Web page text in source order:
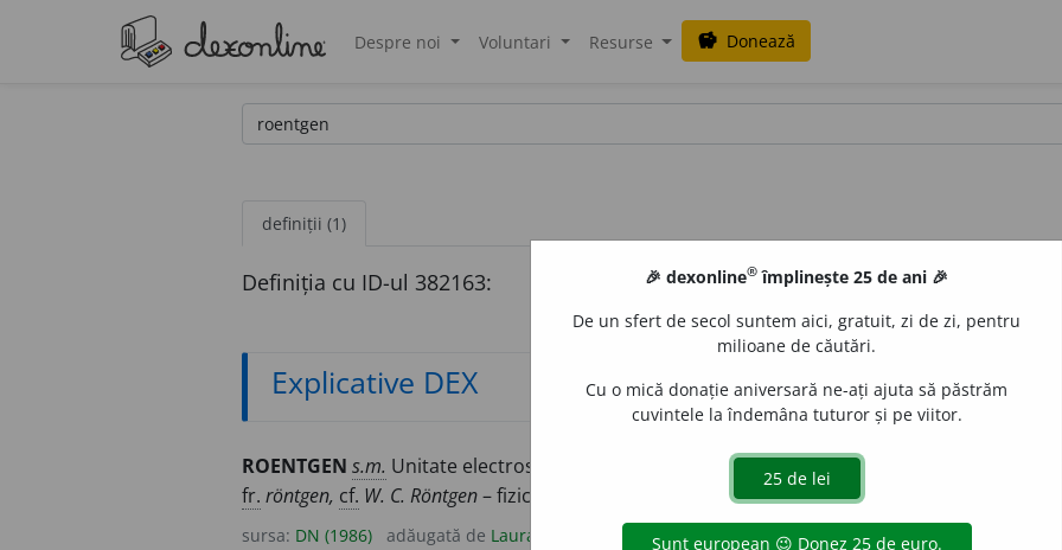
Despre noi Voluntari Resurse savings Donează
definiții (1)
Definiția cu ID-ul 382163:
Explicative DEX
ROENTGEN s.m. Unitate electrostatică de radiație. // s.n.Aparat cu care se produc raze X. [
fr. röntgen, cf. W. C. Röntgen– fizician german].
sursa: DN (1986) adăugată de LauraGellner acțiuni
🎉 dexonline® împlinește 25 de ani 🎉
De un sfert de secol suntem aici, gratuit, zi de zi, pentru
milioane de căutări.
Cu o mică donație aniversară ne-ați ajuta să păstrăm
cuvintele la îndemâna tuturor și pe viitor.